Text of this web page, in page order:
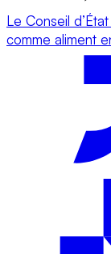
Le Conseil
comme aliment